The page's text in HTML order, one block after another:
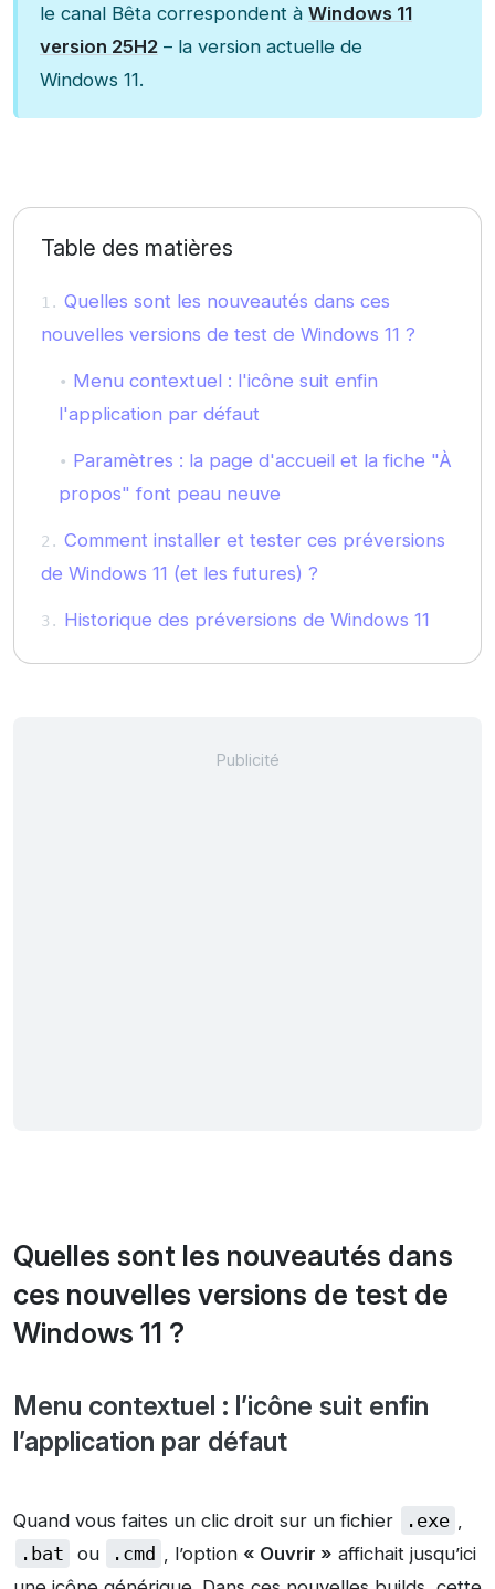
le canal Bêta correspondent à Windows 11
version 25H2 – la version actuelle de
Windows 11.
Table des matières
Quelles sont les nouveautés dans ces
nouvelles versions de test de Windows 11 ?
Menu contextuel : l'icône suit enfin
l'application par défaut
Paramètres : la page d'accueil et la fiche "À
propos" font peau neuve
Comment installer et tester ces préversions
de Windows 11 (et les futures) ?
Historique des préversions de Windows 11
Quelles sont les nouveautés dans
ces nouvelles versions de test de
Windows 11 ?
Menu contextuel : l’icône suit enfin
l’application par défaut
Quand vous faites un clic droit sur un fichier .exe ,
.bat
ou .cmd , l’option « Ouvrir » affichait jusqu’ici